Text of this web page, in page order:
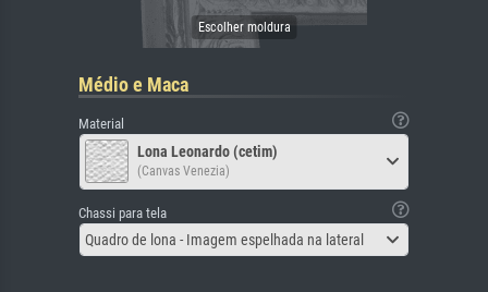
Médio e Maca
Material
Lona Leonardo (cetim)
(Canvas Venezia)
Chassi para tela
Quadro de lona - Imagem espelhada na lateral